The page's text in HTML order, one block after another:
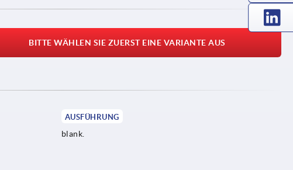
BITTE WÄHLEN SIE ZUERST EINE VARIANTE AUS
AUSFÜHRUNG
blank.